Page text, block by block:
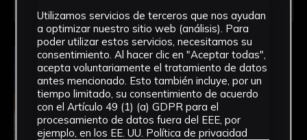
comunión
Utilizamos servicios de terceros que nos ayudan
a optimizar nuestro sitio web (análisis). Para
poder utilizar estos servicios, necesitamos su
consentimiento. Al hacer clic en "Aceptar todas",
acepta voluntariamente el tratamiento de datos
antes mencionado. Esto también incluye, por un
tiempo limitado, su consentimiento de acuerdo
con el Artículo 49 (1) (a) GDPR para el
procesamiento de datos fuera del EEE, por
ejemplo, en los EE. UU. Política de privacidad